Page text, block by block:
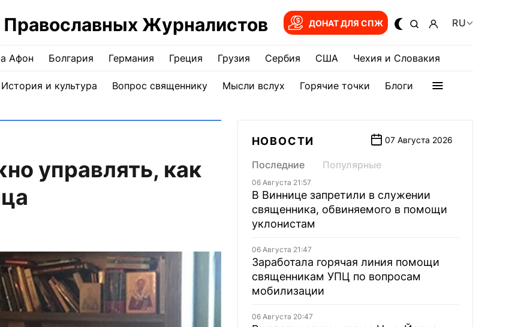
Журналистов ДОНАТ ДЛЯ СПЖ RU
Афон Болгария Германия Греция Грузия Сербия США Чехия и Словакия
История и культура Вопрос священнику Мысли вслух Горячие точки Блоги
управлять, как
НОВОСТИ 07 Августа 2026
Последние Популярные
06 Августа 21:57
В Виннице запретили в служении
священника, обвиняемого в помощи
уклонистам
06 Августа 21:47
Заработала горячая линия помощи
священникам УПЦ по вопросам
мобилизации
06 Августа 20:47